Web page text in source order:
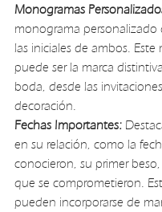
Monogramas
monograma personalizado
las iniciales de ambos.
puede ser la marca
boda, desde las
decoración.
Fechas Importantes:
en su relación, como la
conocieron, su primer
que se comprometieron.
pueden incorporarse de